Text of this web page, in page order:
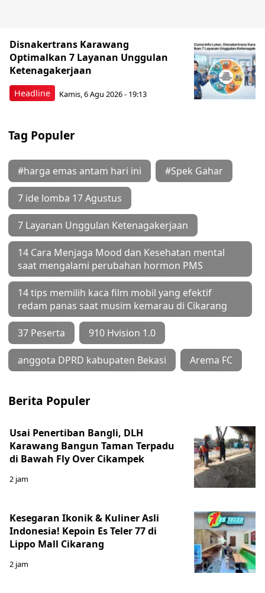
Headline
Disnakertrans Karawang
Optimalkan 7 Layanan Unggulan
Ketenagakerjaan
Kamis, 6 Agu 2026 - 19:13
Tag Populer
#harga emas antam hari ini #Spek Gahar
7 ide lomba 17 Agustus
7 Layanan Unggulan Ketenagakerjaan
14 Cara Menjaga Mood dan Kesehatan mental
saat mengalami perubahan hormon PMS
14 tips memilih kaca film mobil yang efektif
redam panas saat musim kemarau di Cikarang
37 Peserta 910 Hvision 1.0
anggota DPRD kabupaten Bekasi Arema FC
Berita Populer
Usai Penertiban Bangli, DLH
Karawang Bangun Taman Terpadu
di Bawah Fly Over Cikampek
2 jam
Kesegaran Ikonik & Kuliner Asli
Indonesia! Kepoin Es Teler 77 di
Lippo Mall Cikarang
2 jam